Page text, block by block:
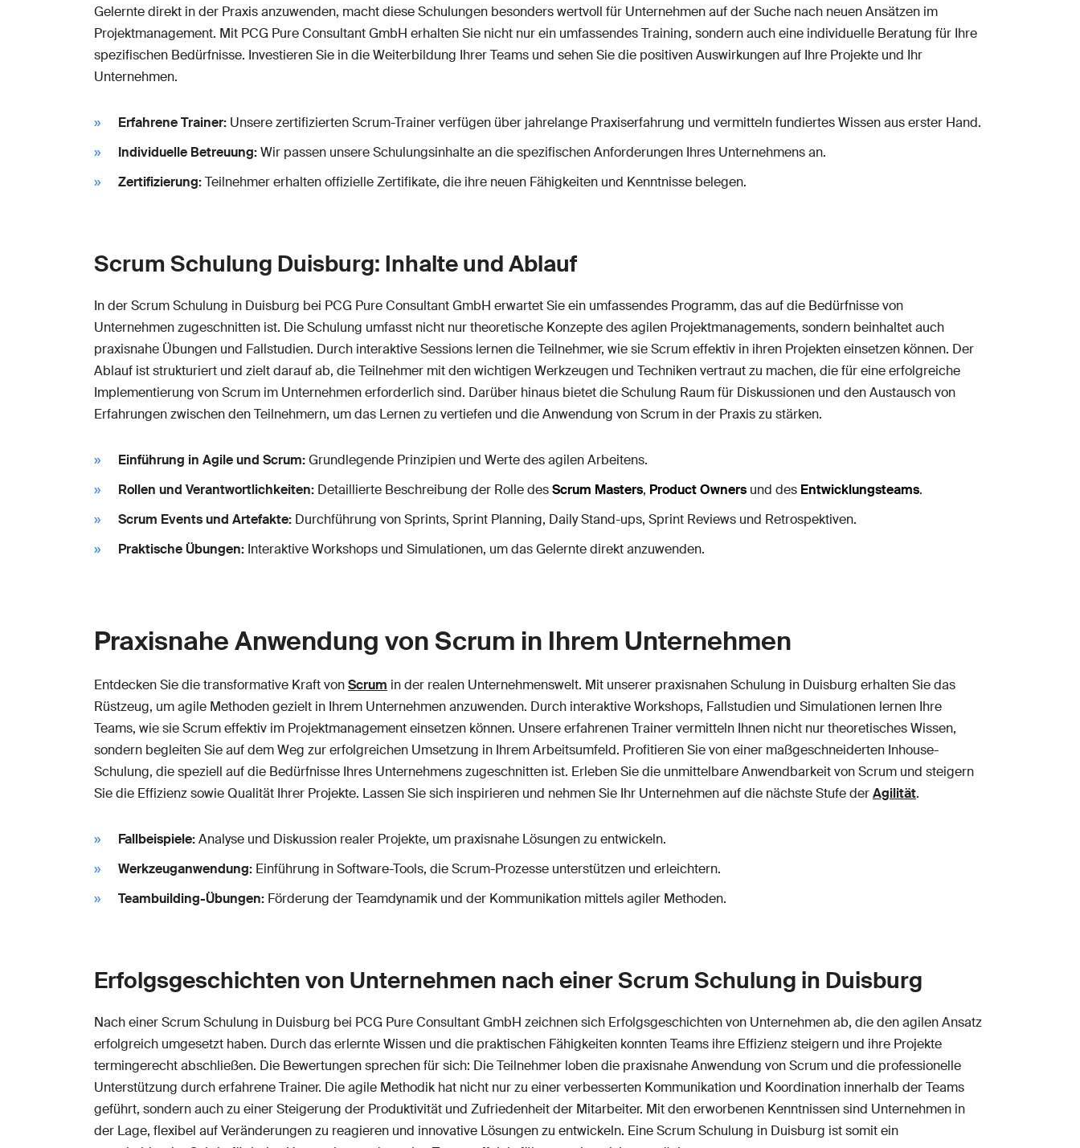
Gelernte direkt in der Praxis anzuwenden, macht diese Schulungen besonders wertvoll für Unternehmen auf der Suche nach neuen Ansätzen im
Projektmanagement. Mit PCG Pure Consultant GmbH erhalten Sie nicht nur ein umfassendes Training, sondern auch eine individuelle Beratung für Ihre
spezifischen Bedürfnisse. Investieren Sie in die Weiterbildung Ihrer Teams und sehen Sie die positiven Auswirkungen auf Ihre Projekte und Ihr
Unternehmen.
Erfahrene Trainer: Unsere zertifizierten Scrum-Trainer verfügen über jahrelange Praxiserfahrung und vermitteln fundiertes Wissen aus erster Hand.
Individuelle Betreuung:Wir passen unsere Schulungsinhalte an die spezifischen Anforderungen Ihres Unternehmens an.
Zertifizierung:Teilnehmer erhalten offizielle Zertifikate, die ihre neuen Fähigkeiten und Kenntnisse belegen.
Scrum Schulung Duisburg: Inhalte und Ablauf
In der Scrum Schulung in Duisburg bei PCG Pure Consultant GmbH erwartet Sie ein umfassendes Programm, das auf die Bedürfnisse von
Unternehmen zugeschnitten ist. Die Schulung umfasst nicht nur theoretische Konzepte des agilen Projektmanagements, sondern beinhaltet auch
praxisnahe Übungen und Fallstudien. Durch interaktive Sessions lernen die Teilnehmer, wie sie Scrum effektiv in ihren Projekten einsetzen können. Der
Ablauf ist strukturiert und zielt darauf ab, die Teilnehmer mit den wichtigen Werkzeugen und Techniken vertraut zu machen, die für eine erfolgreiche
Implementierung von Scrum im Unternehmen erforderlich sind. Darüber hinaus bietet die Schulung Raum für Diskussionen und den Austausch von
Erfahrungen zwischen den Teilnehmern, um das Lernen zu vertiefen und die Anwendung von Scrum in der Praxis zu stärken.
Einführung in Agile und Scrum:Grundlegende Prinzipien und Werte des agilen Arbeitens.
Rollen und Verantwortlichkeiten: Detaillierte Beschreibung der Rolle desScrum Masters, Product Owners und des Entwicklungsteams.
Scrum Events und Artefakte: Durchführung von Sprints, Sprint Planning, Daily Stand-ups, Sprint Reviews und Retrospektiven.
Praktische Übungen: Interaktive Workshops und Simulationen, um das Gelernte direkt anzuwenden.
Praxisnahe Anwendung von Scrum in Ihrem Unternehmen
Entdecken Sie die transformative Kraft vonScrum in der realen Unternehmenswelt. Mit unserer praxisnahen Schulung in Duisburg erhalten Sie das
Rüstzeug, um agile Methoden gezielt in Ihrem Unternehmen anzuwenden. Durch interaktive Workshops, Fallstudien und Simulationen lernen Ihre
Teams, wie sie Scrum effektiv im Projektmanagement einsetzen können. Unsere erfahrenen Trainer vermitteln Ihnen nicht nur theoretisches Wissen,
sondern begleiten Sie auf dem Weg zur erfolgreichen Umsetzung in Ihrem Arbeitsumfeld. Profitieren Sie von einer maßgeschneiderten Inhouse-
Schulung, die speziell auf die Bedürfnisse Ihres Unternehmens zugeschnitten ist. Erleben Sie die unmittelbare Anwendbarkeit von Scrum und steigern
Sie die Effizienz sowie Qualität Ihrer Projekte. Lassen Sie sich inspirieren und nehmen Sie Ihr Unternehmen auf die nächste Stufe derAgilität.
Fallbeispiele:Analyse und Diskussion realer Projekte, um praxisnahe Lösungen zu entwickeln.
Werkzeuganwendung: Einführung in Software-Tools, die Scrum-Prozesse unterstützen und erleichtern.
Teambuilding-Übungen: Förderung der Teamdynamik und der Kommunikation mittels agiler Methoden.
Erfolgsgeschichten von Unternehmen nach einer Scrum Schulung in Duisburg
Nach einer Scrum Schulung in Duisburg bei PCG Pure Consultant GmbH zeichnen sich Erfolgsgeschichten von Unternehmen ab, die den agilen Ansatz
erfolgreich umgesetzt haben. Durch das erlernte Wissen und die praktischen Fähigkeiten konnten Teams ihre Effizienz steigern und ihre Projekte
termingerecht abschließen. Die Bewertungen sprechen für sich: Die Teilnehmer loben die praxisnahe Anwendung von Scrum und die professionelle
Unterstützung durch erfahrene Trainer. Die agile Methodik hat nicht nur zu einer verbesserten Kommunikation und Koordination innerhalb der Teams
geführt, sondern auch zu einer Steigerung der Produktivität und Zufriedenheit der Mitarbeiter. Mit den erworbenen Kenntnissen sind Unternehmen in
der Lage, flexibel auf Veränderungen zu reagieren und innovative Lösungen zu entwickeln. Eine Scrum Schulung in Duisburg ist somit ein